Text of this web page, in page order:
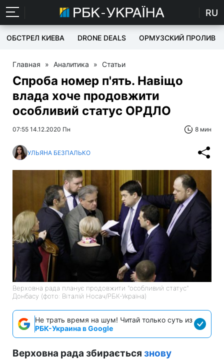
RU
ОБСТРЕЛ КИЕВА DRONE DEALS ОРМУЗСКИЙ ПРОЛИВ
Главная » Аналитика » Статьи
Спроба номер п'ять. Навіщо
влада хоче продовжити
особливий статус ОРДЛО
07:55 14.12.2020 Пн 8 мин
УЛЬЯНА БЕЗПАЛЬКО
Верховна рада планує продовжити "особливий статус"
Донбасу (фото: Віталій Носач/РБК-Україна)
Не трать время на шум! Читай только суть из
РБК-Украина в Google
Верховна рада збирається знову